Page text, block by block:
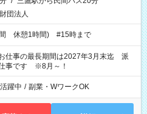
団法人
間 休憩1時間) #15時まで
仕事の最長期間は2027年3月末迄 派
事です ※8月～！
躍中 / 副業・WワークOK